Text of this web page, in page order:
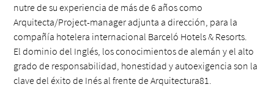
nutre de su experiencia de más de 6 años como
Arquitecta/Project-manager adjunta a dirección, para la
compañía hotelera internacional Barceló Hotels & Resorts.
El dominio del Inglés, los conocimientos de alemán y el alto
grado de responsabilidad, honestidad y autoexigencia son la
clave del éxito de Inés al frente de Arquitectura81.